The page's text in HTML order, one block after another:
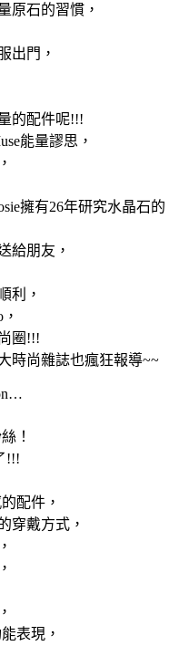
原石的習慣，
出門，
的配件呢!!!
能量謬思，
擁有26年研究水晶石的
給朋友，
利，
圈!!!
時尚雜誌也瘋狂報導~~
！
!!!
配件，
穿戴方式，
表現，